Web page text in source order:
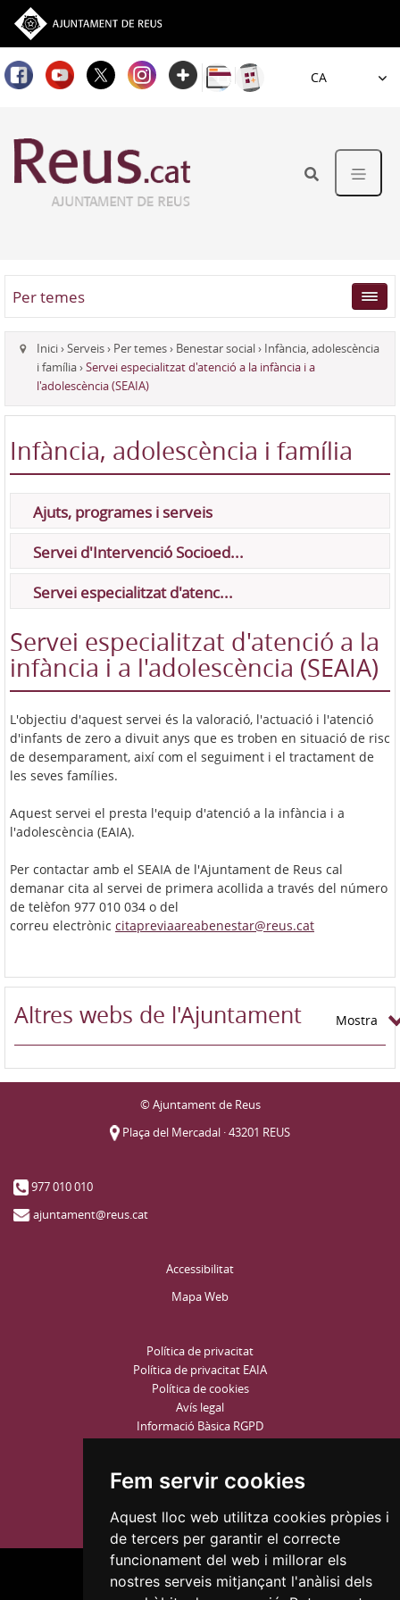
Fem servir cookies
Aquest lloc web utilitza cookies pròpies i
de tercers per garantir el correcte
funcionament del web i millorar els
nostres serveis mitjançant l'anàlisi dels
Idioma
Per temes
Inici›Serveis› Per temes› Benestar social› Infància, adolescència
i família›Servei especialitzat d'atenció a la infància i a
l'adolescència (SEAIA)
Infància, adolescència i família
Ajuts, programes i serveis
Servei d'Intervenció Socioed...
Servei especialitzat d'atenc...
Servei especialitzat d'atenció a la
infància i a l'adolescència (SEAIA)
L'objectiu d'aquest servei és la valoració, l'actuació i l'atenció
d'infants de zero a divuit anys que es troben en situació de risc
de desemparament, així com el seguiment i el tractament de
les seves famílies.
Aquest servei el presta l'equip d'atenció a la infància i a
l'adolescència (EAIA).
Per contactar amb el SEAIA de l'Ajuntament de Reus cal
demanar cita al servei de primera acollida a través del número
de telèfon 977 010 034 o del
correu electrònic citapreviaareabenestar@reus.cat
Altres webs de l'Ajuntament Mostra
© Ajuntament de Reus
Plaça del Mercadal · 43201 REUS
977 010 010
ajuntament@reus.cat
Accessibilitat
Mapa Web
Política de privacitat
Política de privacitat EAIA
Política de cookies
Avís legal
Informació Bàsica RGPD